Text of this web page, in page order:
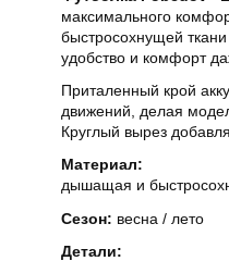
максимального
быстросохнущей ткани
удобство и комфорт
Приталенный крой
движений, делая
Круглый вырез
Материал:
дышащая и
Сезон: весна / лето
Детали: